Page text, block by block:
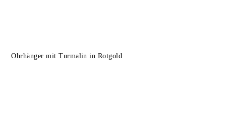
Ohrhänger mit Turmalin in Rotgold